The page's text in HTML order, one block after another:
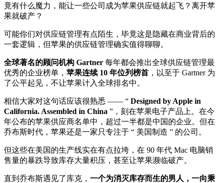
竟有什么魔力，能让一些公司成为苹果供应链就起飞？离开苹
果就破产？
可能你们对供应链管理有点陌生，毕竟这是隐藏在商业背后的
一套逻辑，但苹果的供应链管理确实值得聊聊。
全球著名的顾问机构 Gartner 每年都会推出全球供应链管理最
优秀的企业榜单， 苹果连续 10 年位列榜首 ，以至于 Gartner 为
了公平起见，不让苹果计入全球排名中。
相信大家对这句话应该很熟悉 —— “ Designed by Apple in
California. Assembled in China ”，刻在苹果电子产品上。在今
年公布的苹果供应商名单中，超过一半都是中国的企业。但在
乔布斯时代，苹果还是一家只专注于 “ 美国制造 ” 的公司。
但这些在美国的生产线实在有点拉垮，在 90 年代 Mac 电脑销
售量的暴跌导致库存大量积压，甚至让苹果濒临破产。
直到乔布斯遇见了库克， 一个为消灭库存而生的男人，一向秉